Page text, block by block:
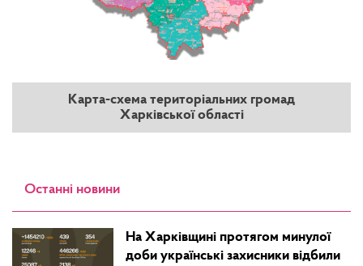
Карта-схема територіальних громад
Харківської області
Останні новини
На Харківщині протягом минулої
доби українські захисники відбили